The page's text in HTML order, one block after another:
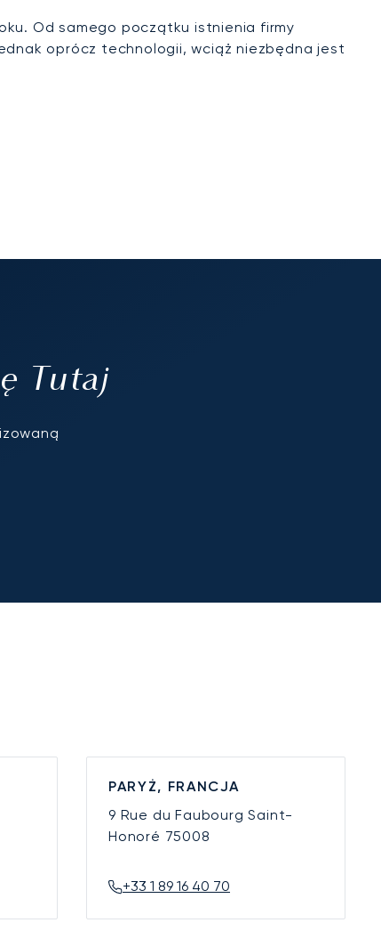
Od samego początku istnienia firmy
oprócz technologii, wciąż niezbędna jest
Tutaj
PARYŻ, FRANCJA
9 Rue du Faubourg Saint-
Honoré 75008
+33 1 89 16 40 70